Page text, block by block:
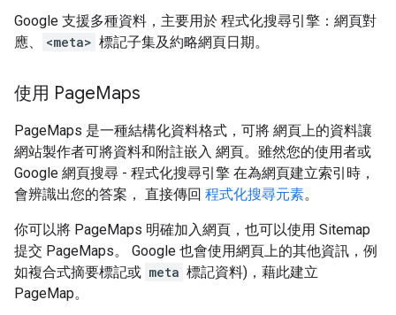
Google 支援多種資料，主要用於 程式化搜尋引擎：網頁對
應、
<meta> 標記子集及約略網頁日期。
使用 PageMaps
PageMaps 是一種結構化資料格式，可將 網頁上的資料讓
網站製作者可將資料和附註嵌入 網頁。雖然您的使用者或
Google 網頁搜尋 - 程式化搜尋引擎 在為網頁建立索引時，
會辨識出您的答案， 直接傳回 程式化搜尋元素。
你可以將 PageMaps 明確加入網頁，也可以使用 Sitemap
提交 PageMaps。 Google 也會使用網頁上的其他資訊，例
如複合式摘要標記或 meta 標記資料)，藉此建立
PageMap。